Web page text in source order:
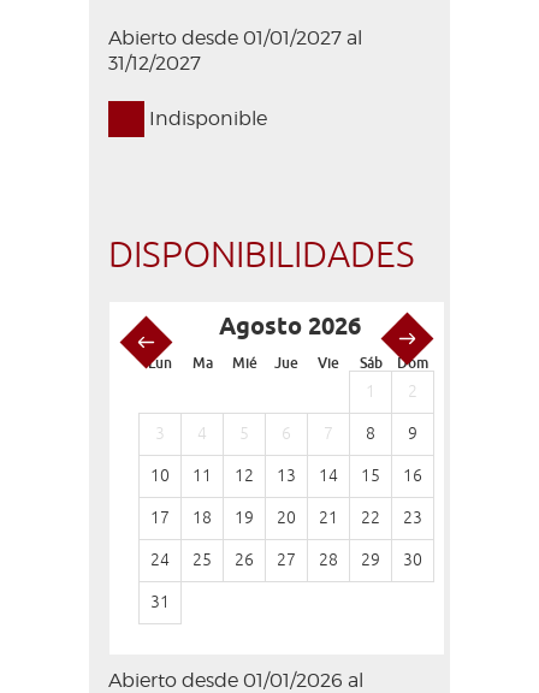
Abierto desde 01/01/2027 al
31/12/2027
Indisponible
DISPONIBILIDADES
Agosto 2026
Lun Ma Mié Jue Vie Sáb Dom
1 2
3 4 5 6 7 8 9
10 11 12 13 14 15 16
17 18 19 20 21 22 23
24 25 26 27 28 29 30
31
Abierto desde 01/01/2026 al